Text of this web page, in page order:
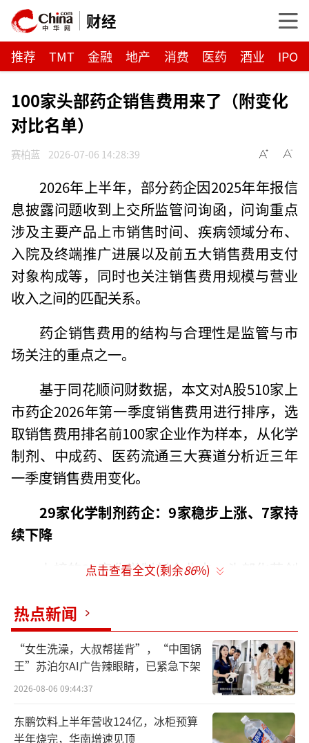
财经
推荐 TMT 金融 地产 消费 医药 酒业 IPO
100家头部药企销售费用来了（附变化
对比名单）
赛柏蓝 2026-07-06 14:28:39
2026年上半年，部分药企因2025年年报信
息披露问题收到上交所监管问询函，问询重点
涉及主要产品上市销售时间、疾病领域分布、
入院及终端推广进展以及前五大销售费用支付
对象构成等，同时也关注销售费用规模与营业
收入之间的匹配关系。
药企销售费用的结构与合理性是监管与市
场关注的重点之一。
基于同花顺问财数据，本文对A股510家上
市药企2026年第一季度销售费用进行排序，选
取销售费用排名前100家企业作为样本，从化学
制剂、中成药、医药流通三大赛道分析近三年
一季度销售费用变化。
29家化学制剂药企：9家稳步上涨、7家持
续下降
上榜的29家化学制剂企业中，头部化药创
季度销售费用为25.23亿元、复星医药为22.55
亿元、恒瑞医药为21.97亿元、华东医药为18.2
1亿元。
其中9家化学制剂药企2024年第一季度到2
026年第一季度销售费用稳步抬升，主要包括百
济神州、恒瑞医药、艾力斯、恩华药业、海正
点击查看全文(剩余86%)
热点新闻
“女生洗澡，大叔帮搓背”，“中国锅
王”苏泊尔AI广告辣眼睛，已紧急下架
2026-08-06 09:44:37
东鹏饮料上半年营收124亿，冰柜预算
半年烧完，华南增速见顶